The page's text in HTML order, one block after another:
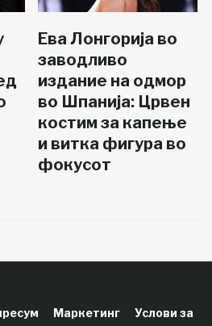
Ева Лонгорија во
заводливо
издание на одмор
во Шпанија: Црвен
костим за капење
и витка фигура во
фокусот
Маркетинг Услови за